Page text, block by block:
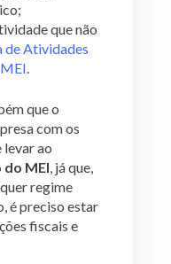
que não
de Atividades
.
que o
com os
ao
MEI, já que,
regime
é preciso estar
fiscais e